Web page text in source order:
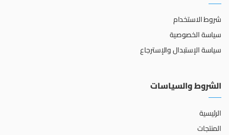
شروط الاستخدام
سياسة الخصوصية
سياسة الإستبدال والإسترجاع
الشروط والسياسات
الرئيسية
المنتجات